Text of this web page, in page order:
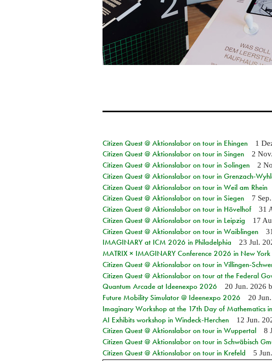
Citizen Quest @ Aktionslabor on tour in Ehingen
1
Citizen Quest @ Aktionslabor on tour in Singen 2
Citizen Quest @ Aktionslabor on tour in Solingen 2
Citizen Quest @ Aktionslabor on tour in Grenzach-
Citizen Quest @ Aktionslabor on tour in Weil am Rhein
Citizen Quest @ Aktionslabor on tour in Siegen 7
Citizen Quest @ Aktionslabor on tour in Hövelhof 31
Citizen Quest @ Aktionslabor on tour in Leipzig 17
Citizen Quest @ Aktionslabor on tour in Waiblingen
IMAGINARY at ICM 2026 in Philadelphia 23 Jul.
MATRIX × IMAGINARY Conference 2026 in New York
Citizen Quest @ Aktionslabor on tour in Villingen-
Citizen Quest @ Aktionslabor on tour at the Federal
Quantum Arcade at Ideenexpo 2026 20 Jun. 2026
Future Mobility Simulator @ Ideenexpo 2026 20
Imaginary Workshop at the 17th Day of Mathematics
AI Exhibits workshop in Windeck-Herchen 12 Jun.
Citizen Quest @ Aktionslabor on tour in Wuppertal 8
Citizen Quest @ Aktionslabor on tour in Schwäbisch
Citizen Quest @ Aktionslabor on tour in Krefeld 5